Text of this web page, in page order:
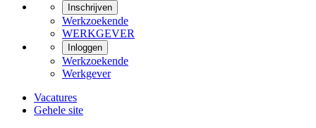
Inschrijven
Werkzoekende
WERKGEVER
Inloggen
Werkzoekende
Werkgever
Vacatures
Gehele site